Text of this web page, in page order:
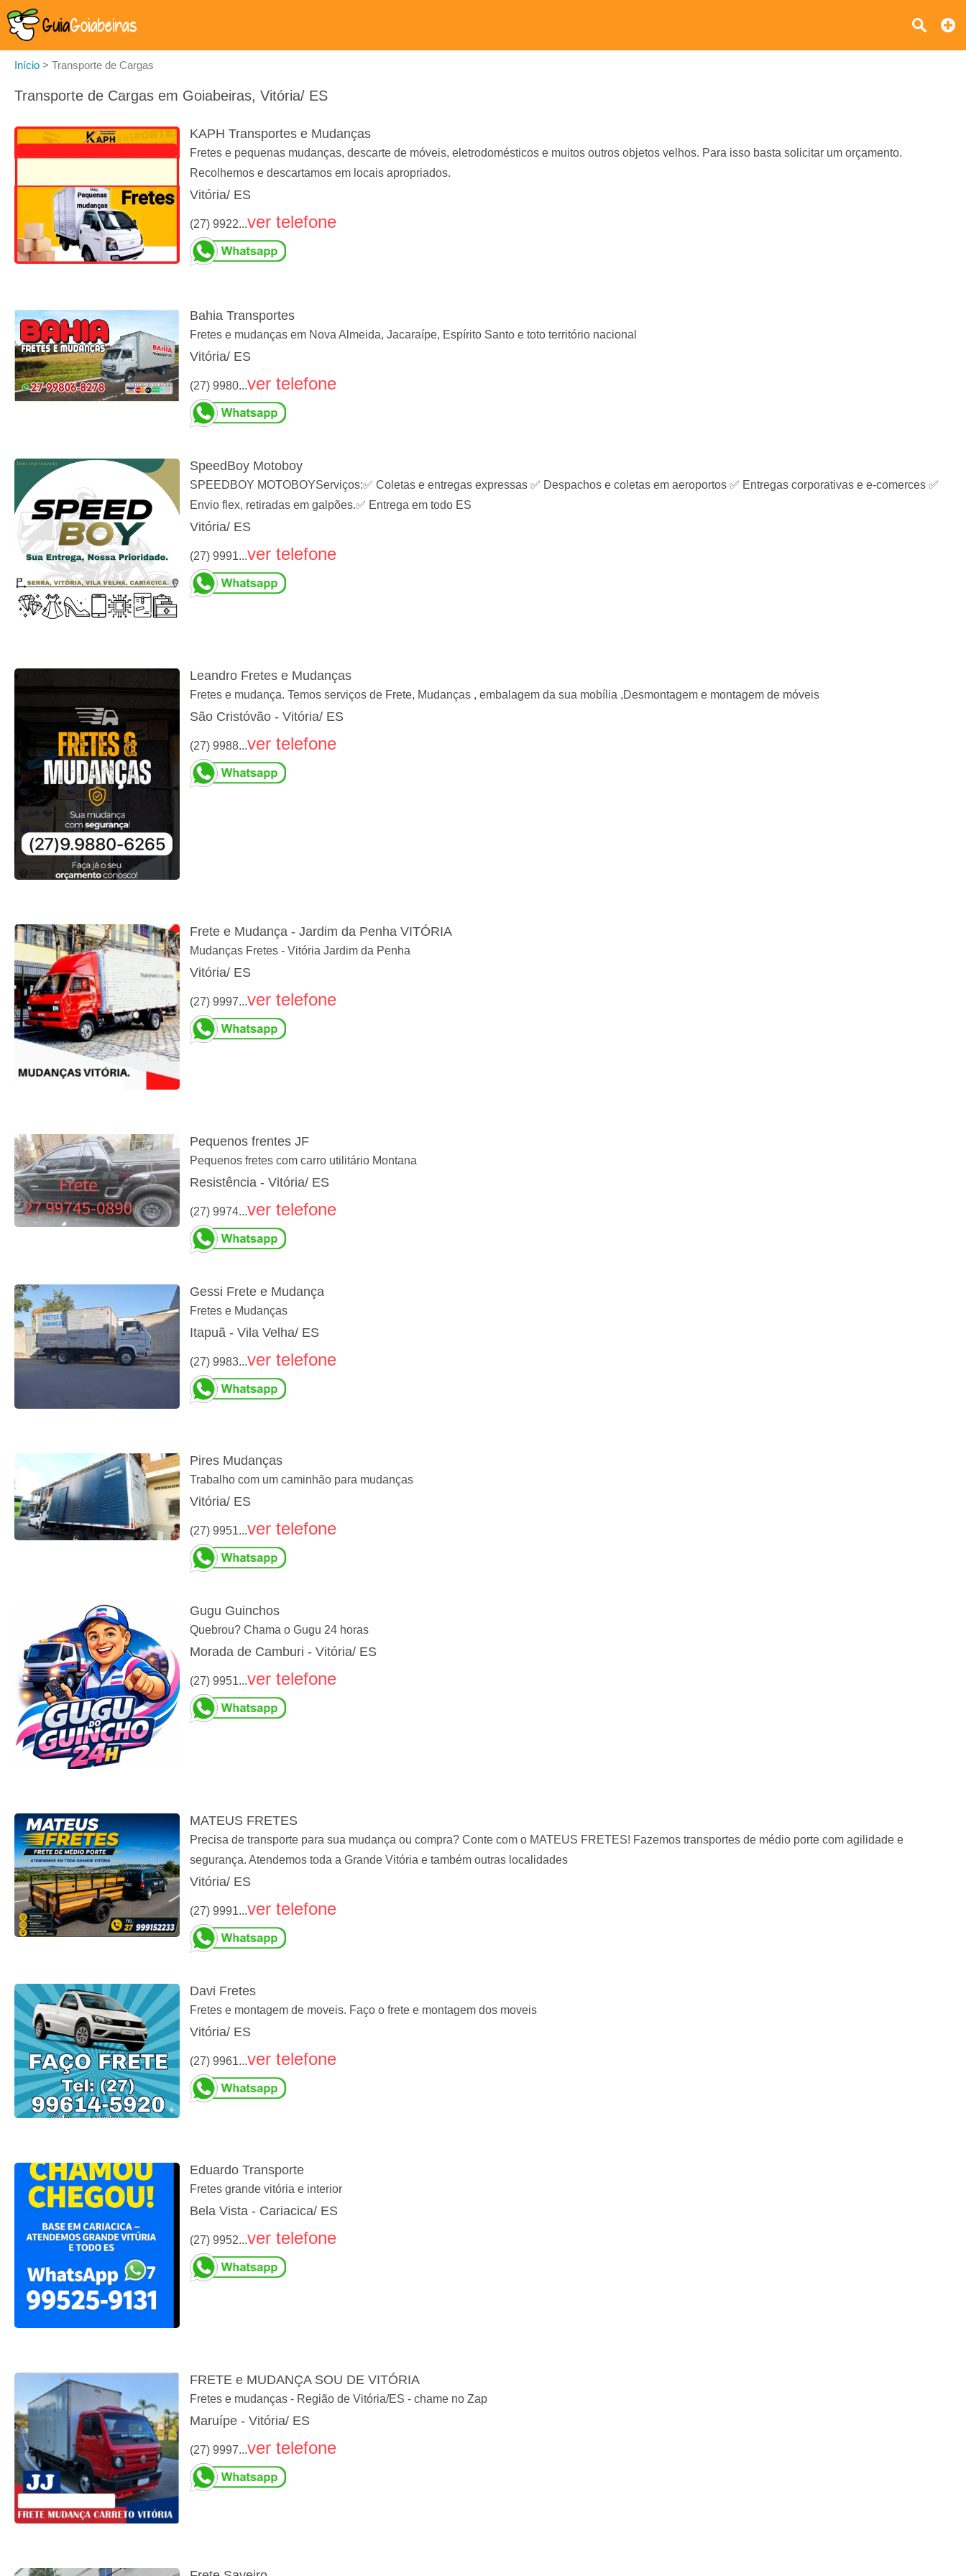
Início > Transporte de Cargas
Transporte de Cargas em Goiabeiras, Vitória/ ES
KAPH Transportes e Mudanças
Fretes e pequenas mudanças, descarte de móveis, eletrodomésticos e muitos outros objetos velhos. Para isso basta solicitar um orçamento.
Recolhemos e descartamos em locais apropriados.
Vitória/ ES
(27) 9922...ver telefone
Bahia Transportes
Fretes e mudanças em Nova Almeida, Jacaraípe, Espírito Santo e toto território nacional
Vitória/ ES
(27) 9980...ver telefone
SpeedBoy Motoboy
SPEEDBOY MOTOBOYServiços:✅ Coletas e entregas expressas ✅ Despachos e coletas em aeroportos ✅ Entregas corporativas e e-comerces ✅
Envio flex, retiradas em galpões.✅ Entrega em todo ES
Vitória/ ES
(27) 9991...ver telefone
Leandro Fretes e Mudanças
Fretes e mudança. Temos serviços de Frete, Mudanças , embalagem da sua mobília ,Desmontagem e montagem de móveis
São Cristóvão - Vitória/ ES
(27) 9988...ver telefone
Frete e Mudança - Jardim da Penha VITÓRIA
Mudanças Fretes - Vitória Jardim da Penha
Vitória/ ES
(27) 9997...ver telefone
Pequenos frentes JF
Pequenos fretes com carro utilitário Montana
Resistência - Vitória/ ES
(27) 9974...ver telefone
Gessi Frete e Mudança
Fretes e Mudanças
Itapuã - Vila Velha/ ES
(27) 9983...ver telefone
Pires Mudanças
Trabalho com um caminhão para mudanças
Vitória/ ES
(27) 9951...ver telefone
Gugu Guinchos
Quebrou? Chama o Gugu 24 horas
Morada de Camburi - Vitória/ ES
(27) 9951...ver telefone
MATEUS FRETES
Precisa de transporte para sua mudança ou compra? Conte com o MATEUS FRETES! Fazemos transportes de médio porte com agilidade e
segurança. Atendemos toda a Grande Vitória e também outras localidades
Vitória/ ES
(27) 9991...ver telefone
Davi Fretes
Fretes e montagem de moveis. Faço o frete e montagem dos moveis
Vitória/ ES
(27) 9961...ver telefone
Eduardo Transporte
Fretes grande vitória e interior
Bela Vista - Cariacica/ ES
(27) 9952...ver telefone
FRETE e MUDANÇA SOU DE VITÓRIA
Fretes e mudanças - Região de Vitória/ES - chame no Zap
Maruípe - Vitória/ ES
(27) 9997...ver telefone